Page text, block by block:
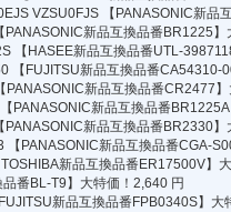
VZSU0FJS
【PANASONIC新品
【PANASONIC新品互換品番BR1225
【HASEE新品互換品番UTL-
【FUJITSU新品互換品番
【PANASONIC新品互換品番CR2477
【PANASONIC新品互換品番
【PANASONIC新品互換品番BR2330
【PANASONIC新品互換品番CGA-
TOSHIBA新品互換品番ER17500V】
品番BL-T9】大特価！2,640 円
FUJITSU新品互換品番FPB0340S】大